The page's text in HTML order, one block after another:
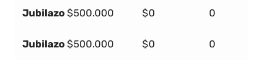
Jubilazo $500.000 $0 0
Jubilazo $500.000 $0 0